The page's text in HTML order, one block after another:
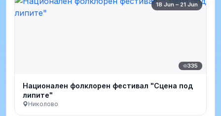
18 Jun – 21 Jun
335
Национален фолклорен фестивал "Сцена под
липите"
Николово